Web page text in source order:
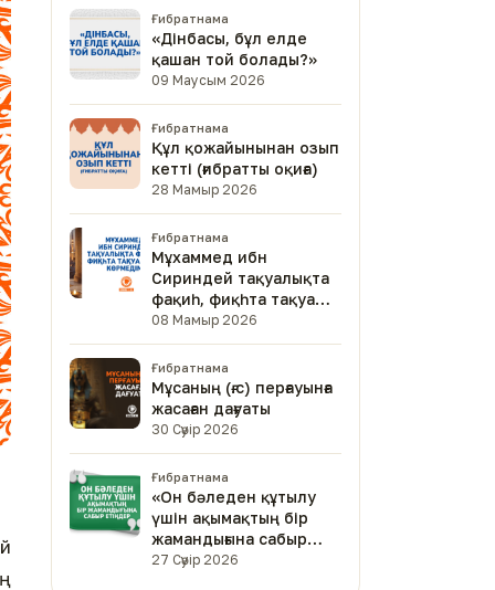
Ғибратнама
«Дінбасы, бұл елде
қашан той болады?»
09 Маусым 2026
Ғибратнама
Құл қожайынынан озып
кетті (ғибратты оқиға)
28 Мамыр 2026
Ғибратнама
Мұхаммед ибн
Сириндей тақуалықта
фақиһ, фиқһта тақуа
адам көрмедім
08 Мамыр 2026
Ғибратнама
Мұсаның (ғ.с) перғауынға
жасаған дағуаты
30 Сәуір 2026
Ғибратнама
«Он бәледен құтылу
үшін ақымақтың бір
жамандығына сабыр
етіңдер»
27 Сәуір 2026